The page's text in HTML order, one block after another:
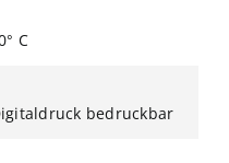
C
bedruckbar